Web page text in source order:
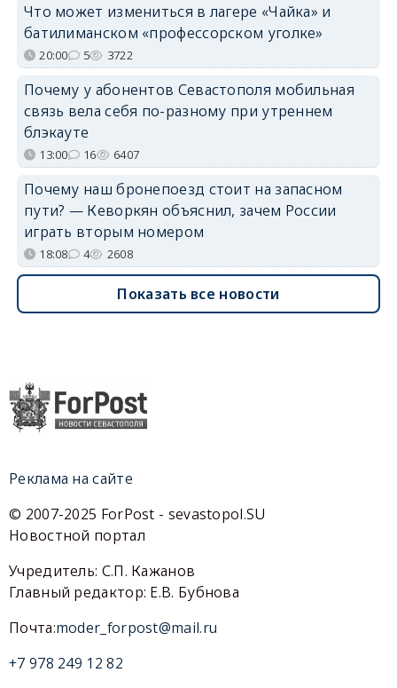
Что может измениться в лагере «Чайка» и
батилиманском «профессорском уголке»
20:00 5 3722
Почему у абонентов Севастополя мобильная
связь вела себя по-разному при утреннем
блэкауте
13:00 16 6407
Почему наш бронепоезд стоит на запасном
пути? — Кеворкян объяснил, зачем России
играть вторым номером
18:08 4 2608
Показать все новости
Реклама на сайте
© 2007-2025 ForPost - sevastopol.SU
Новостной портал
Учредитель: С.П. Кажанов
Главный редактор: Е.В. Бубнова
Почта:moder_forpost@mail.ru
+7 978 249 12 82